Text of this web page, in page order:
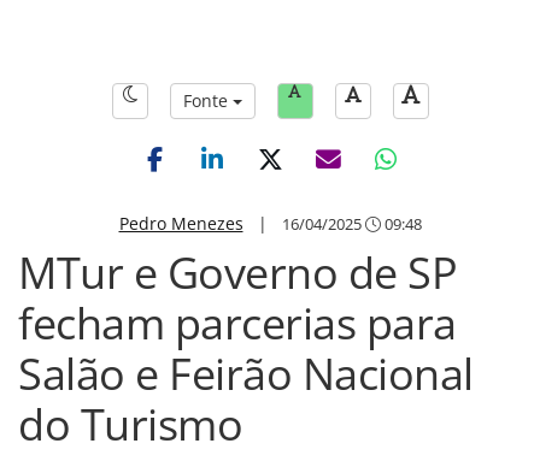
Fonte
Pedro Menezes | 16/04/2025 09:48
MTur e Governo de SP
fecham parcerias para
Salão e Feirão Nacional
do Turismo